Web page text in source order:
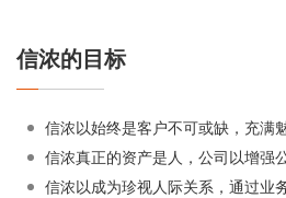
信浓的目标
信浓以始终是客户不可或缺，充满
信浓真正的资产是人，公司以增强
信浓以成为珍视人际关系，通过业